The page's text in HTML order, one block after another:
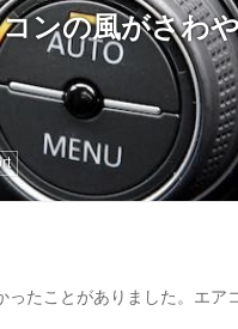
ンの風がさわや
たことがありました。エア